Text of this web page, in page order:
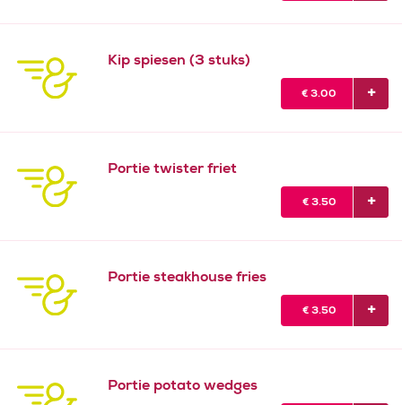
Kip spiesen (3 stuks)
€ 3.00
Portie twister friet
€ 3.50
Portie steakhouse fries
€ 3.50
Portie potato wedges